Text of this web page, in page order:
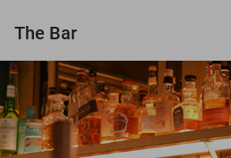
The Bar